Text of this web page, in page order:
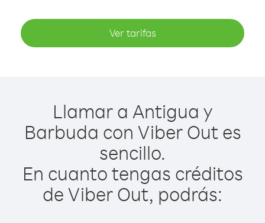
Ver tarifas
Llamar a Antigua y
Barbuda con Viber Out es
sencillo.
En cuanto tengas créditos
de Viber Out, podrás: